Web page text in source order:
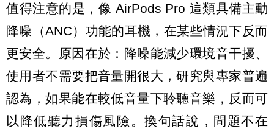
值得注意的是，像 AirPods Pro 這類具備主動
降噪（ANC）功能的耳機，在某些情況下反而
更安全。原因在於：降噪能減少環境音干擾、
使用者不需要把音量開很大，研究與專家普遍
認為，如果能在較低音量下聆聽音樂，反而可
以降低聽力損傷風險。換句話說，問題不在